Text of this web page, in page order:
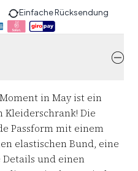
Einfache Rücksendung
in May ist ein
Kleiderschrank! Die
Passform mit einem
elastischen Bund, eine
und einen